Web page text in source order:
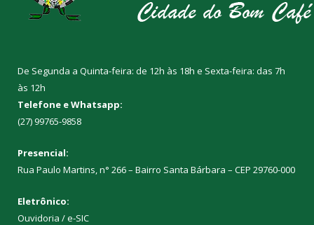
De Segunda a Quinta-feira: de 12h às 18h e Sexta-feira: das 7h
às 12h
Telefone e Whatsapp:
(27) 99765-9858
Presencial:
Rua Paulo Martins, n° 266 – Bairro Santa Bárbara – CEP 29760-000
Eletrônico:
Ouvidoria /e-SIC